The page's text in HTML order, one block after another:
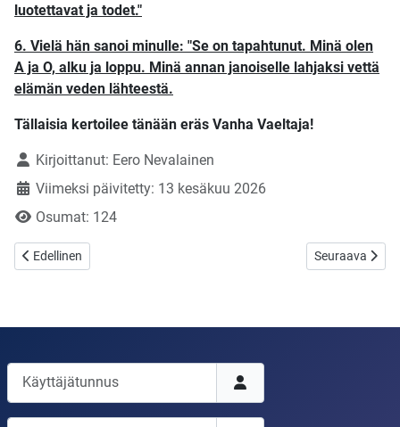
luotettavat ja todet."
6. Vielä hän sanoi minulle: "Se on tapahtunut. Minä olen
A ja O, alku ja loppu. Minä annan janoiselle lahjaksi vettä
elämän veden lähteestä.
Tällaisia kertoilee tänään eräs Vanha Vaeltaja!
TietojaKirjoittanut: Eero Nevalainen
Viimeksi päivitetty: 13 kesäkuu 2026
Osumat: 124
Edellinen artikkeli: Nyt tarvitaan "Tulisia hiiliä".
Edellinen Seuraava
Seuraava
Käyttäjätunnus